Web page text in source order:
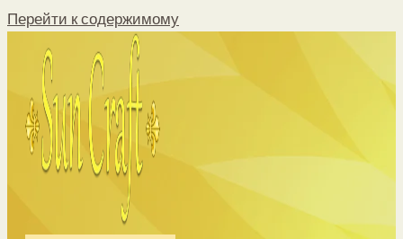
Перейти к содержимому